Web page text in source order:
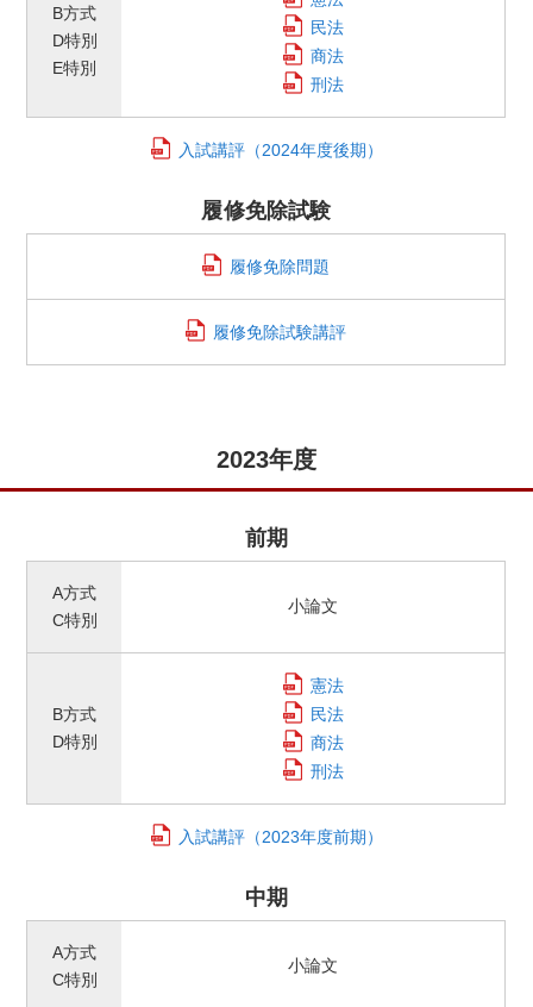
B方式
D特別
E特別
民法
商法
刑法
入試講評（2024年度後期）
履修免除試験
履修免除問題
履修免除試験講評
2023年度
前期
A方式
C特別
小論文
B方式
D特別
憲法
民法
商法
刑法
入試講評（2023年度前期）
中期
A方式
C特別
小論文